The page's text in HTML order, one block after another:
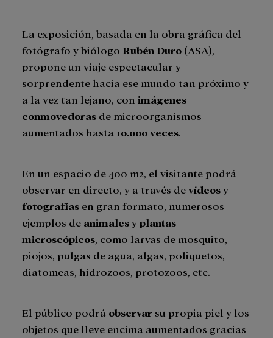
La exposición, basada en la obra gráfica del
fotógrafo y biólogo Rubén Duro (ASA),
propone un viaje espectacular y
sorprendente hacia ese mundo tan próximo y
a la vez tan lejano, con imágenes
conmovedoras de microorganismos
aumentados hasta 10.000 veces.
En un espacio de 400 m2, el visitante podrá
observar en directo, y a través devídeosy
fotografías en gran formato, numerosos
ejemplos de animalesyplantas
microscópicos, como larvas de mosquito,
piojos, pulgas de agua, algas, poliquetos,
diatomeas, hidrozoos, protozoos, etc.
El público podrá observar su propia piel y los
objetos que lleve encima aumentados gracias